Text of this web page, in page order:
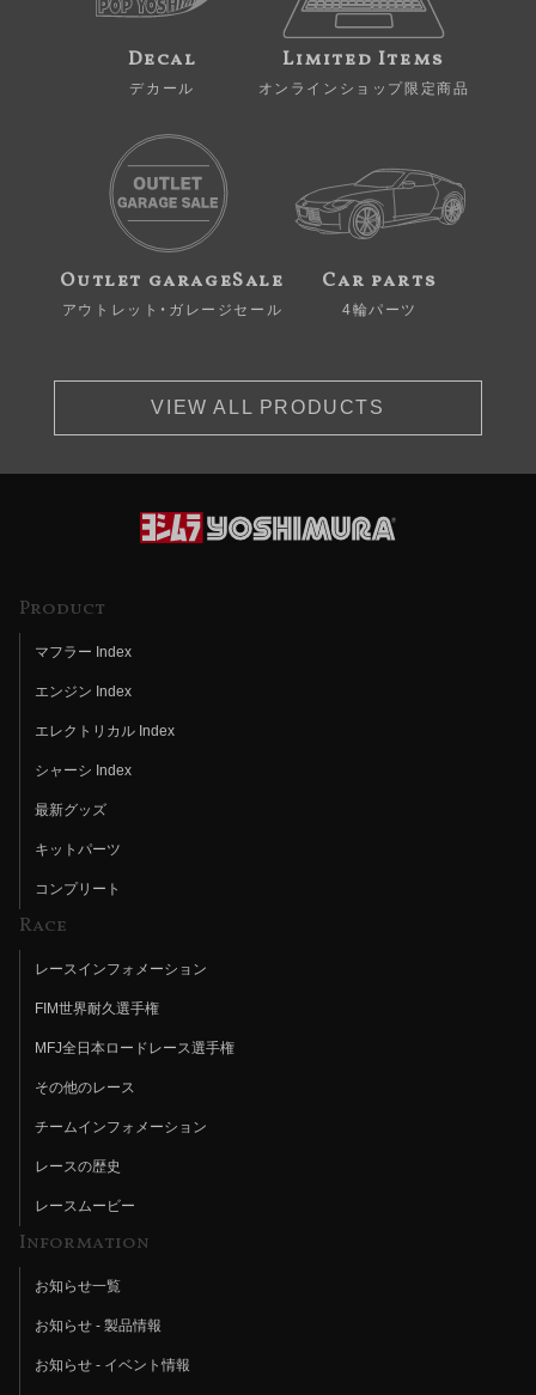
Decal
デカール
Limited Items
オンラインショップ限定商品
Outlet garageSale
アウトレット・ガレージセール
Car parts
4輪パーツ
VIEW ALL PRODUCTS
Product
マフラー Index
エンジン Index
エレクトリカル Index
シャーシ Index
最新グッズ
キットパーツ
コンプリート
Race
レースインフォメーション
FIM世界耐久選手権
MFJ全日本ロードレース選手権
その他のレース
チームインフォメーション
レースの歴史
レースムービー
Information
お知らせ一覧
お知らせ - 製品情報
お知らせ - イベント情報